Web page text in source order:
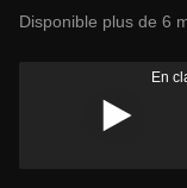
Disponible plus de 6
En